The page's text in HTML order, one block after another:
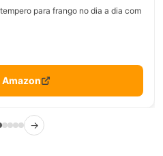
para frango no dia a dia com
Amazon
→